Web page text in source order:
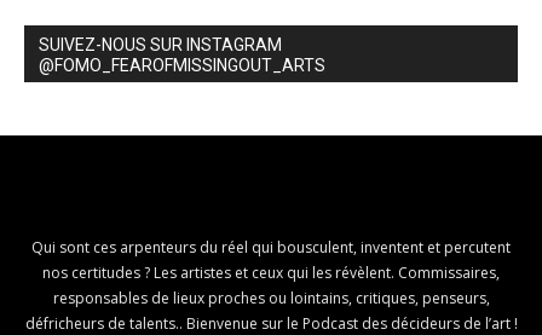
SUIVEZ-NOUS SUR INSTAGRAM
@FOMO_FEAROFMISSINGOUT_ARTS
Qui sont ces arpenteurs du réel qui bousculent, inventent et percutent
nos certitudes ? Les artistes et ceux qui les révèlent. Commissaires,
responsables de lieux proches ou lointains, critiques, penseurs,
défricheurs de talents.. Bienvenue sur le Podcast des décideurs de l’art !